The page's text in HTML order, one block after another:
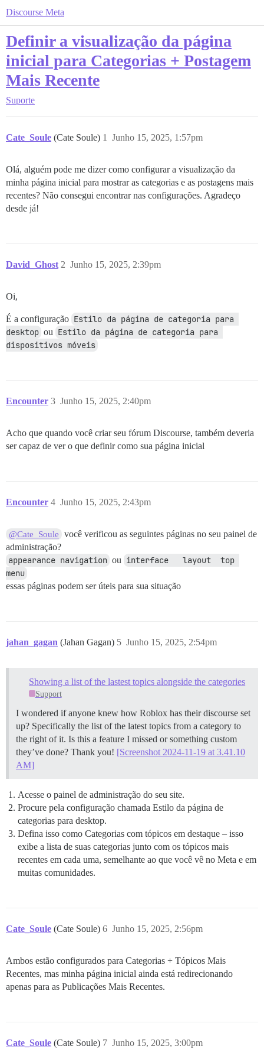
Discourse Meta
Definir a visualização da página
inicial para Categorias + Postagem
Mais Recente
Suporte
Cate_Soule (Cate Soule) Junho 15, 2025, 1:57pm
1
Olá, alguém pode me dizer como configurar a visualização da
minha página inicial para mostrar as categorias e as postagens mais
recentes? Não consegui encontrar nas configurações. Agradeço
desde já!
David_Ghost Junho 15, 2025, 2:39pm
2
Oi,
É a configuração Estilo da página de categoria para
desktop ou Estilo da página de categoria para
dispositivos móveis
Encounter Junho 15, 2025, 2:40pm
3
Acho que quando você criar seu fórum Discourse, também deveria
ser capaz de ver o que definir como sua página inicial
Encounter Junho 15, 2025, 2:43pm
4
@Cate_Soule
você verificou as seguintes páginas no seu painel de
administração?
appearance navigation ou interface   layout  top
menu
essas páginas podem ser úteis para sua situação
jahan_gagan (Jahan Gagan) Junho 15, 2025, 2:54pm
5
Showing a list of the lastest topics alongside the categories
Support
I wondered if anyone knew how Roblox has their discourse set
up? Specifically the list of the latest topics from a category to
the right of it. Is this a feature I missed or something custom
they’ve done? Thank you! [Screenshot 2024-11-19 at 3.41.10
AM]
Acesse o painel de administração do seu site.
Procure pela configuração chamada Estilo da página de
categorias para desktop.
Defina isso como Categorias com tópicos em destaque – isso
exibe a lista de suas categorias junto com os tópicos mais
recentes em cada uma, semelhante ao que você vê no Meta e em
muitas comunidades.
Cate_Soule (Cate Soule) Junho 15, 2025, 2:56pm
6
Ambos estão configurados para Categorias + Tópicos Mais
Recentes, mas minha página inicial ainda está redirecionando
apenas para as Publicações Mais Recentes.
Cate_Soule (Cate Soule) Junho 15, 2025, 3:00pm
7